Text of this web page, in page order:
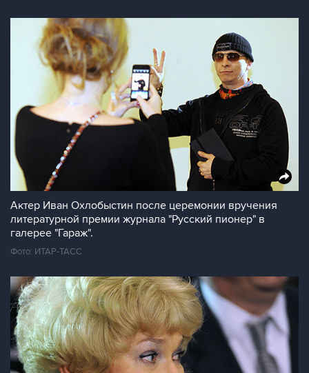
Актер Иван Охлобыстин после церемонии вручения
литературной премии журнала "Русский пионер" в
галерее "Гараж".
Фото: ИТАР-ТАСС